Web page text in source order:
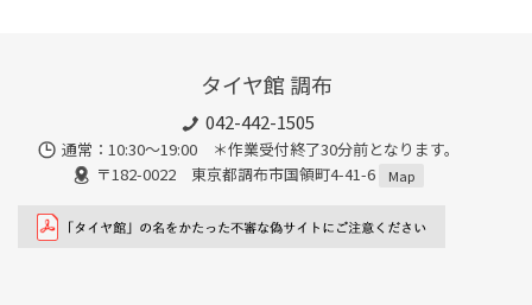
タイヤ館 調布
042-442-1505
通常：10:30～19:00 ＊作業受付終了30分前となります。
〒182-0022 東京都調布市国領町4-41-6
Map